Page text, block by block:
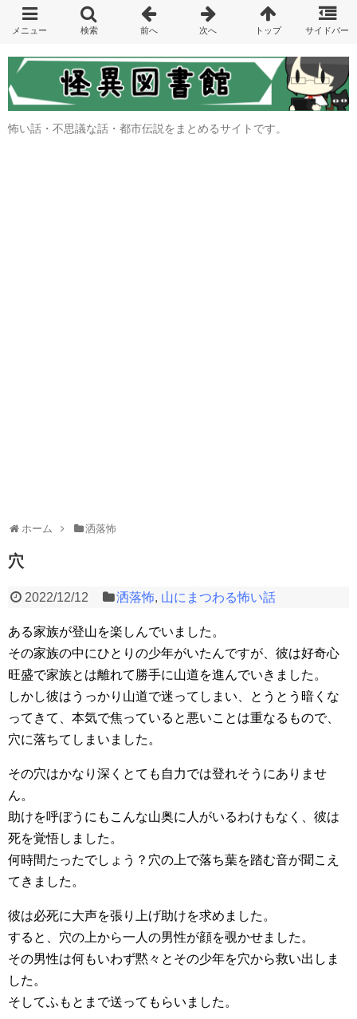
怖い話・不思議な話・都市伝説をまとめるサイトです。
ホーム 洒落怖
穴
2022/12/12 洒落怖, 山にまつわる怖い話
ある家族が登山を楽しんでいました。
その家族の中にひとりの少年がいたんですが、彼は好奇心
旺盛で家族とは離れて勝手に山道を進んでいきました。
しかし彼はうっかり山道で迷ってしまい、とうとう暗くな
ってきて、本気で焦っていると悪いことは重なるもので、
穴に落ちてしまいました。
その穴はかなり深くとても自力では登れそうにありませ
ん。
助けを呼ぼうにもこんな山奥に人がいるわけもなく、彼は
死を覚悟しました。
何時間たったでしょう？穴の上で落ち葉を踏む音が聞こえ
てきました。
彼は必死に大声を張り上げ助けを求めました。
すると、穴の上から一人の男性が顔を覗かせました。
その男性は何もいわず黙々とその少年を穴から救い出しま
した。
そしてふもとまで送ってもらいました。